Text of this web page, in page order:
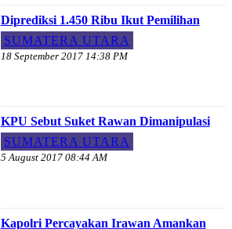
Diprediksi 1.450 Ribu Ikut Pemilihan
SUMATERA UTARA
18 September 2017 14:38 PM
KPU Sebut Suket Rawan Dimanipulasi
SUMATERA UTARA
5 August 2017 08:44 AM
Kapolri Percayakan Irawan Amankan